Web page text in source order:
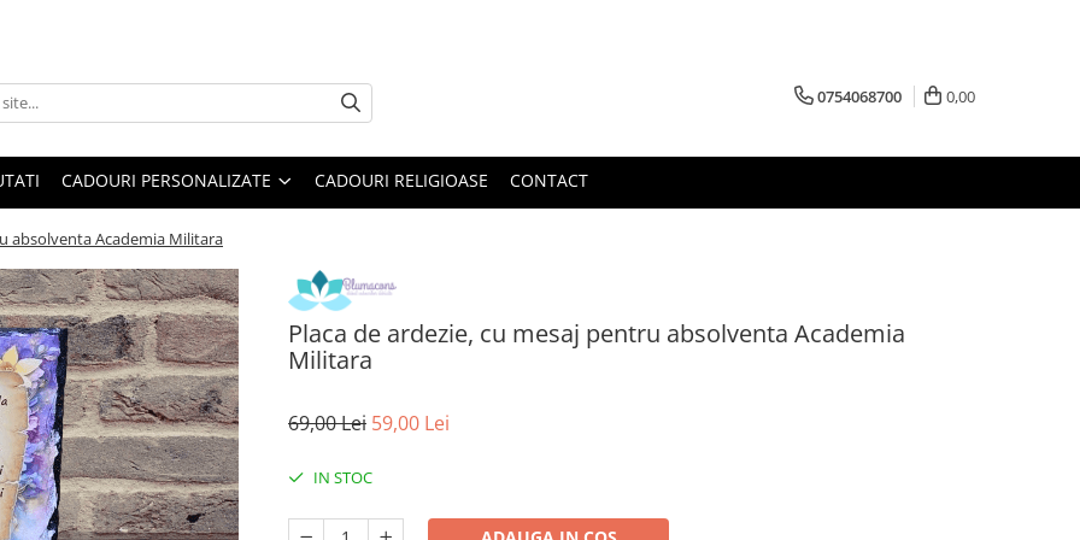
0754068700 0,00
CADOURI PERSONALIZATE CADOURI RELIGIOASE CONTACT
absolventa Academia Militara
Placa de ardezie, cu mesaj pentru absolventa Academia
Militara
69,00 Lei 59,00 Lei
IN STOC